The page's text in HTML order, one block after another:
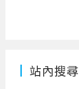
站內搜尋